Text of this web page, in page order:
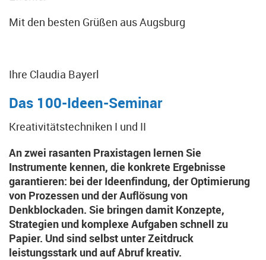
Mit den besten Grüßen aus Augsburg
Ihre Claudia Bayerl
Das 100-Ideen-Seminar
Kreativitätstechniken I und II
An zwei rasanten Praxistagen lernen Sie
Instrumente kennen, die konkrete Ergebnisse
garantieren: bei der Ideenfindung, der Optimierung
von Prozessen und der Auflösung von
Denkblockaden. Sie bringen damit Konzepte,
Strategien und komplexe Aufgaben schnell zu
Papier. Und sind selbst unter Zeitdruck
leistungsstark und auf Abruf kreativ.